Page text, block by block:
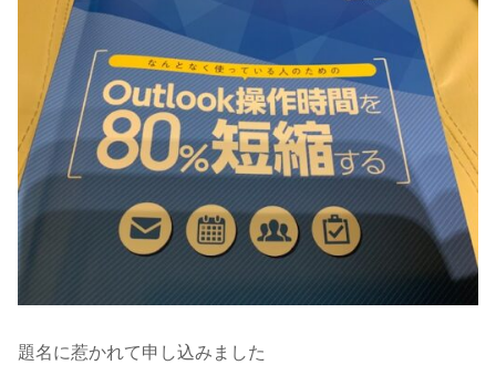
題名に惹かれて申し込みました